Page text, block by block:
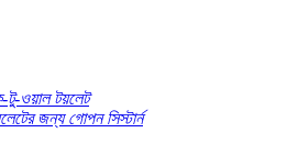
টু-ওয়াল টয়লেট
জন্য গোপন সিস্টার্ন